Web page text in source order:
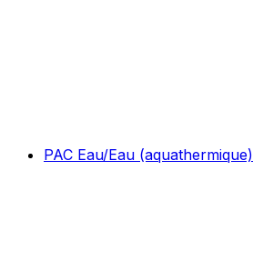
PAC Eau/Eau (aquathermique)